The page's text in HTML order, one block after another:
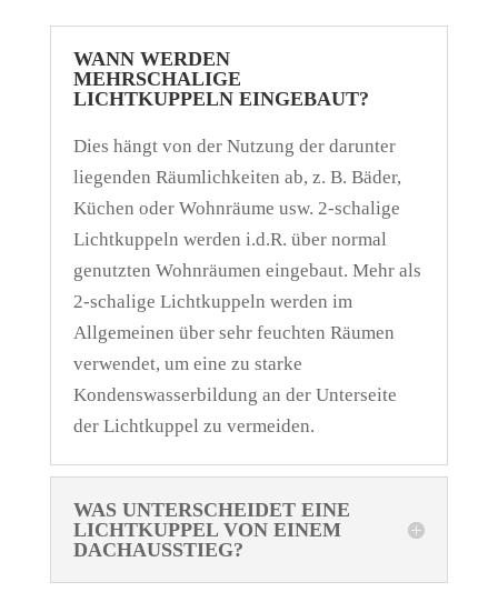
WANN WERDEN
MEHRSCHALIGE
LICHTKUPPELN EINGEBAUT?
Dies hängt von der Nutzung der darunter
liegenden Räumlichkeiten ab, z. B. Bäder,
Küchen oder Wohnräume usw. 2-schalige
Lichtkuppeln werden i.d.R. über normal
genutzten Wohnräumen eingebaut. Mehr als
2-schalige Lichtkuppeln werden im
Allgemeinen über sehr feuchten Räumen
verwendet, um eine zu starke
Kondenswasserbildung an der Unterseite
der Lichtkuppel zu vermeiden.
WAS UNTERSCHEIDET EINE
LICHTKUPPEL VON EINEM
DACHAUSSTIEG?